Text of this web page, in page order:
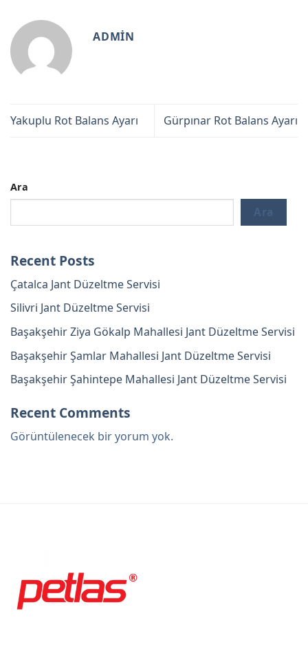
ADMIN
Yakuplu Rot Balans Ayarı Gürpınar Rot Balans Ayarı
Ara
Ara
Recent Posts
Çatalca Jant Düzeltme Servisi
Silivri Jant Düzeltme Servisi
Başakşehir Ziya Gökalp Mahallesi Jant Düzeltme Servisi
Başakşehir Şamlar Mahallesi Jant Düzeltme Servisi
Başakşehir Şahintepe Mahallesi Jant Düzeltme Servisi
Recent Comments
Görüntülenecek bir yorum yok.